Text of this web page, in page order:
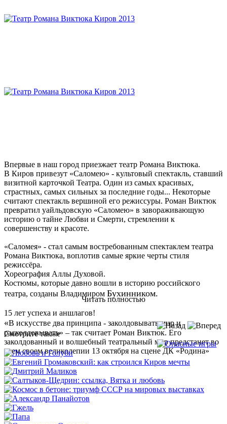
Впервые в наш город приезжает театр Романа Виктюка.
В Киров привезут «Саломею» - культовый спектакль, ставший
визитной карточкой Театра. Один из самых красивых,
страстных, самых сильных за последние годы... Некоторые
считают спектакль вершиной его режиссуры. Роман Виктюк
превратил уайльдовскую «Саломею» в завораживающую
историю о тайне Любви и Смерти, стремлении к
совершенству и красоте.
«Саломея» - стал самым востребованным спектаклем театра
Романа Виктюка, воплотив самые яркие черты стиля
режиссёра.
Хореография Аллы Духовой.
Костюмы, которые давно вошли в историю российского
театра, созданы Владимиром Бухинником.
15 лет успеха и аншлагов!
«В искусстве два принципа - заколдовывать мир и
расколдовывать» – так считает Роман Виктюк. Его
заколдованный и волшебный театральный мир предстанет во
всем своем великолепии 13 октября на сцене ДК «Родина»
Читать полностью
Смотрите также